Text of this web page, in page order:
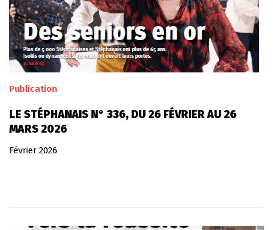
Publication
LE STÉPHANAIS N° 336, DU 26 FÉVRIER AU 26
MARS 2026
Février 2026